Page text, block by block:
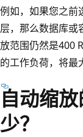
例如，如果您之前
层，那么数据库或
放范围仍然是400
的工作负荷，将最
自动缩
少？